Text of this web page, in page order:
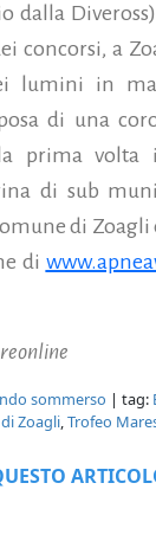
dalla
concorsi, a
lumini in
di una
prima volta
di sub
di
di
sommerso | tag:
Zoagli,Trofeo